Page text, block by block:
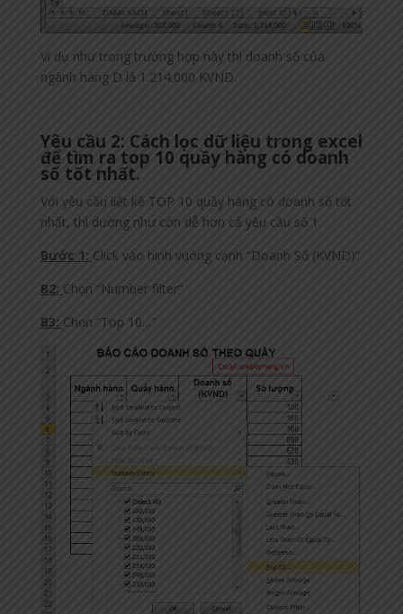
Ví dụ như trong trường hợp này thì doanh số của
ngành hàng D là 1.214.000 KVND.
Yêu cầu 2: Cách lọc dữ liệu trong excel
để tìm ra top 10 quầy hàng có doanh
số tốt nhất.
Với yêu cầu liệt kê TOP 10 quầy hàng có doanh số tốt
nhất, thì dường như còn dễ hơn cả yêu cầu số 1.
Bước 1: Click vào hình vuông cạnh “Doanh Số (KVND)”
B2: Chọn “Number filter”
B3: Chọn “Top 10…”